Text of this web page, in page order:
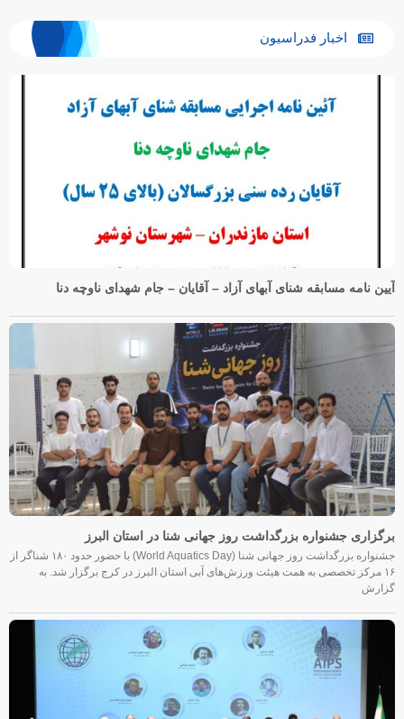
اخبار فدراسیون
آیین نامه مسابقه شنای آبهای آزاد – آقایان – جام شهدای ناوچه دنا
برگزاری جشنواره بزرگداشت روز جهانی شنا در استان البرز
جشنواره بزرگداشت روز جهانی شنا (World Aquatics Day) با حضور حدود ۱۸۰ شناگر از
۱۶ مرکز تخصصی به همت هیئت ورزش‌های آبی استان البرز در کرج برگزار شد. به
گزارش